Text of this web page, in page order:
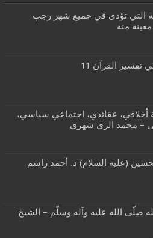
التي تؤدى في جميع شهر رجب
منه
تفسير القرآن 11
أخلاقي، عقائدي، اجتماعي سياسي،
– محمد الري شهري
(عليه السلام) د. أحمد راسم
صلّى الله عليه وآله وسلّم – الشيخ